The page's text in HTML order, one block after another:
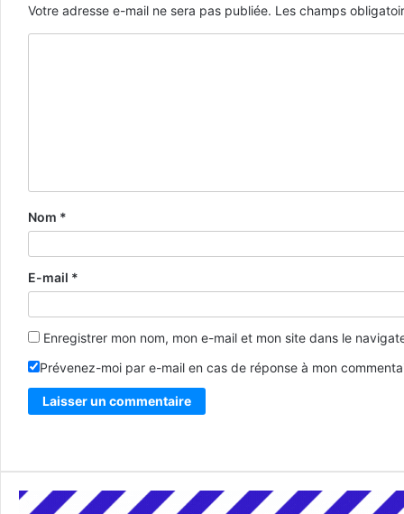
Votre adresse e-mail ne sera pas publiée. Les champs
Nom *
E-mail *
Enregistrer mon nom, mon e-mail et mon site dans le
Prévenez-moi par e-mail en cas de réponse à mon